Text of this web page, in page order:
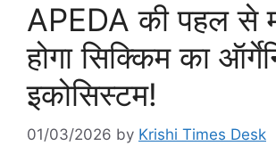
APEDA की पहल से
होगा सिक्किम का
इकोसिस्टम!
01/03/2026 by Krishi Times Desk